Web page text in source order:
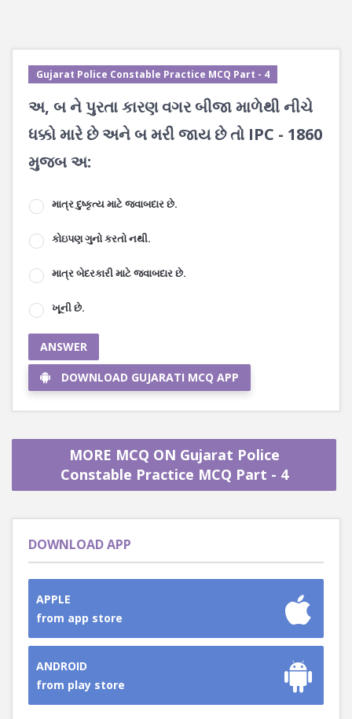
Gujarat Police Constable Practice MCQ Part - 4
અ, બ ને પુરતા કારણ વગર બીજા માળેથી નીચે
ધક્કો મારે છે અને બ મરી જાય છે તો IPC - 1860
મુજબ અ:
માત્ર દુષ્કૃત્ય માટે જવાબદાર છે.
કોઇપણ ગુનો કરતો નથી.
માત્ર બેદરકારી માટે જવાબદાર છે.
ખૂની છે.
ANSWER
DOWNLOAD GUJARATI MCQ APP
MORE MCQ ON Gujarat Police
Constable Practice MCQ Part - 4
DOWNLOAD APP
APPLE
from app store
ANDROID
from play store